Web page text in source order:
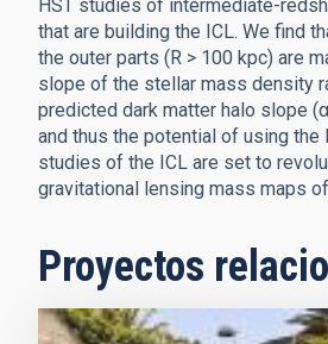
HST studies of intermediate-
that are building the ICL. We find
the outer parts (R > 100 kpc) are
slope of the stellar mass density
predicted dark matter halo slope
and thus the potential of using
studies of the ICL are set to
gravitational lensing mass maps
Proyectos